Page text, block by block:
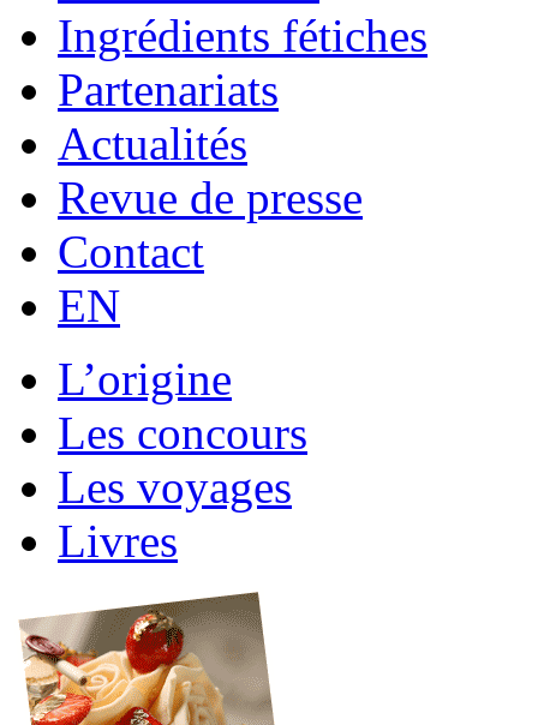
Ingrédients fétiches
Partenariats
Actualités
Revue de presse
Contact
EN
L’origine
Les concours
Les voyages
Livres